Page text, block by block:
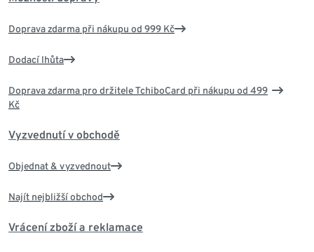
Doprava zdarma při nákupu od 999 Kč
Dodací lhůta
Doprava zdarma pro držitele TchiboCard při nákupu od 499
Kč
Vyzvednutí v obchodě
Objednat & vyzvednout
Najít nejbližší obchod
Vrácení zboží a reklamace